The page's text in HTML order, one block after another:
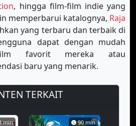
, hingga film-film indie yang
memperbarui katalognya, Raja
yang terbaru dan terbaik di
dapat dengan mudah
film favorit mereka atau
baru yang menarik.
TERKAIT
min 90 min